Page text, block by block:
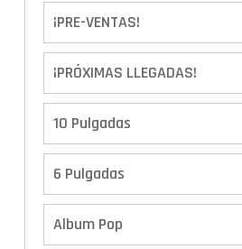
¡PRE-VENTAS!
¡PRÓXIMAS LLEGADAS!
10 Pulgadas
6 Pulgadas
Album Pop